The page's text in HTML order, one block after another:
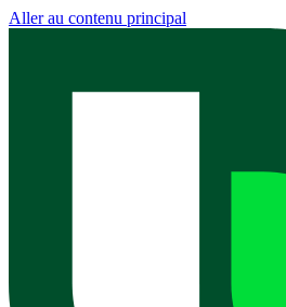
Aller au contenu principal